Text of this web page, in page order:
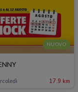
NUOVO
17.9 km